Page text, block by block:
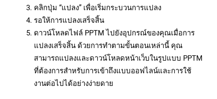
คลิกปุ่ม “แปลง” เพื่อเริ่มกระบวนการแปลง
รอให้การแปลงเสร็จสิ้น
ดาวน์โหลดไฟล์ PPTM ไปยังอุปกรณ์ของคุณเมื่อการ
แปลงเสร็จสิ้น ด้วยการทำตามขั้นตอนเหล่านี้ คุณ
สามารถแปลงและดาวน์โหลดหน้าเว็บในรูปแบบ PPTM
ที่ต้องการสำหรับการเข้าถึงแบบออฟไลน์และการใช้
งานต่อไปได้อย่างง่ายดาย